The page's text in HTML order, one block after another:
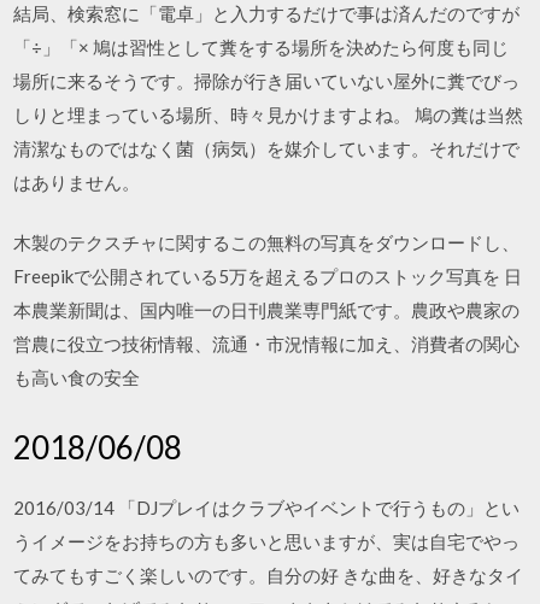
結局、検索窓に「電卓」と入力するだけで事は済んだのですが
「÷」「× 鳩は習性として糞をする場所を決めたら何度も同じ
場所に来るそうです。掃除が行き届いていない屋外に糞でびっ
しりと埋まっている場所、時々見かけますよね。 鳩の糞は当然
清潔なものではなく菌（病気）を媒介しています。それだけで
はありません。
木製のテクスチャに関するこの無料の写真をダウンロードし、
Freepikで公開されている5万を超えるプロのストック写真を 日
本農業新聞は、国内唯一の日刊農業専門紙です。農政や農家の
営農に役立つ技術情報、流通・市況情報に加え、消費者の関心
も高い食の安全
2018/06/08
2016/03/14 「DJプレイはクラブやイベントで行うもの」とい
うイメージをお持ちの方も多いと思いますが、実は自宅でやっ
てみてもすごく楽しいのです。自分の好 きな曲を、好きなタイ